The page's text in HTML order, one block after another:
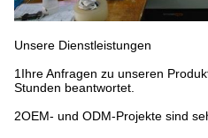
Unsere Dienstleistungen
1Ihre Anfragen zu unseren
Stunden beantwortet.
2OEM- und ODM-Projekte sind